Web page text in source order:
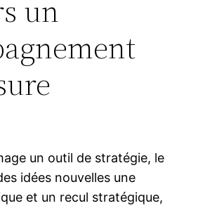
un
un outil de stratégie, le
idées nouvelles une
et un recul stratégique,